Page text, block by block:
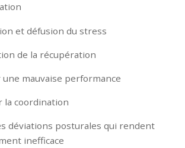
et défusion du stress
de la récupération
une mauvaise performance
la coordination
déviations posturales qui rendent
inefficace